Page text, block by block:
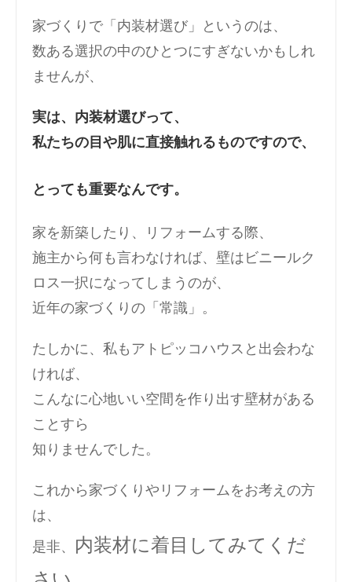
家づくりで「内装材選び」というのは、
数ある選択の中のひとつにすぎないかもしれ
ませんが、
実は、内装材選びって、
私たちの目や肌に直接触れるものですので、
とっても重要なんです。
家を新築したり、リフォームする際、
施主から何も言わなければ、壁はビニールク
ロス一択になってしまうのが、
近年の家づくりの「常識」。
たしかに、私もアトピッコハウスと出会わな
ければ、
こんなに心地いい空間を作り出す壁材がある
ことすら
知りませんでした。
これから家づくりやリフォームをお考えの方
は、
是非、 内装材に着目してみてくだ